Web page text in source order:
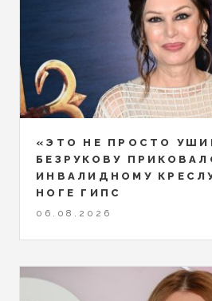
«ЭТО НЕ ПРОСТО
БЕЗРУКОВУ
ИНВАЛИДНОМУ
НОГЕ ГИПС
06.08.2026